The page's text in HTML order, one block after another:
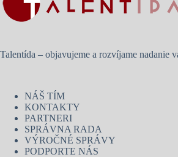
Talentída – objavujeme a rozvíjame nadanie
NÁŠ TÍM
KONTAKTY
PARTNERI
SPRÁVNA RADA
VÝROČNÉ SPRÁVY
PODPORTE NÁS